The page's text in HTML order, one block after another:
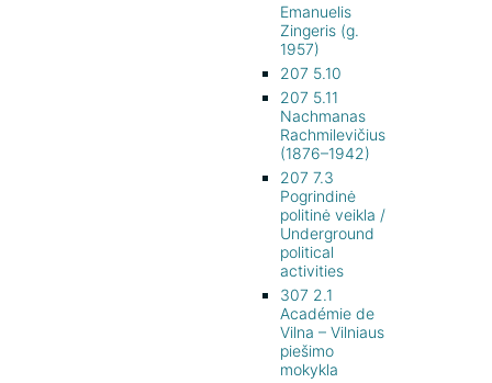
Emanuelis
Zingeris (g.
1957)
207 5.10
207 5.11
Nachmanas
Rachmilevičius
(1876–1942)
207 7.3
Pogrindinė
politinė veikla /
Underground
political
activities
307 2.1
Académie de
Vilna – Vilniaus
piešimo
mokykla